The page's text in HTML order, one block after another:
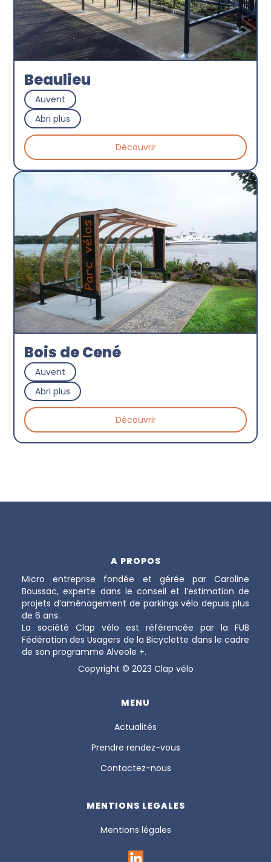
Beaulieu
Auvent
Abri plus
Découvrir
Bois de Cené
Auvent
Abri plus
Découvrir
A PROPOS
Micro entreprise fondée et gérée par Caroline
Boussac, experte dans le conseil et l’estimation de
projets d’aménagement de parkings vélo depuis plus
de 6 ans.
La société Clap vélo est référencée par la FUB
Fédération des Usagers de la Bicyclette dans le cadre
de son programme Alveole +.
Copyright © 2023 Clap vélo
MENU
Actualités
Prendre rendez-vous
Contactez-nous
MENTIONS LEGALES
Mentions légales